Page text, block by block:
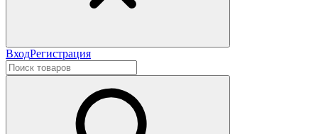
ВходРегистрация